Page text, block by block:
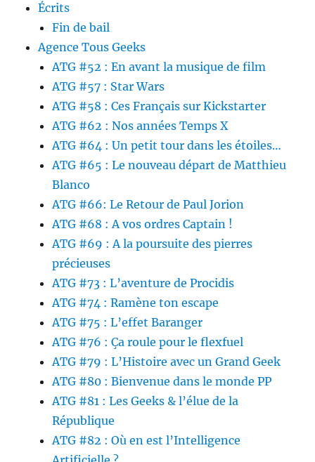
Écrits
Fin de bail
Agence Tous Geeks
ATG #52 : En avant la musique de film
ATG #57 : Star Wars
ATG #58 : Ces Français sur Kickstarter
ATG #62 : Nos années Temps X
ATG #64 : Un petit tour dans les étoiles…
ATG #65 : Le nouveau départ de Matthieu
Blanco
ATG #66: Le Retour de Paul Jorion
ATG #68 : A vos ordres Captain !
ATG #69 : A la poursuite des pierres
précieuses
ATG #73 : L’aventure de Procidis
ATG #74 : Ramène ton escape
ATG #75 : L’effet Baranger
ATG #76 : Ça roule pour le flexfuel
ATG #79 : L’Histoire avec un Grand Geek
ATG #80 : Bienvenue dans le monde PP
ATG #81 : Les Geeks & l’élue de la
République
ATG #82 : Où en est l’Intelligence